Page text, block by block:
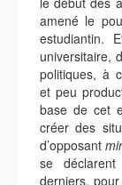
amené le
estudiantin.
universitaire,
politiques, à
et peu
base de cet
créer des
d’opposant
se
derniers,